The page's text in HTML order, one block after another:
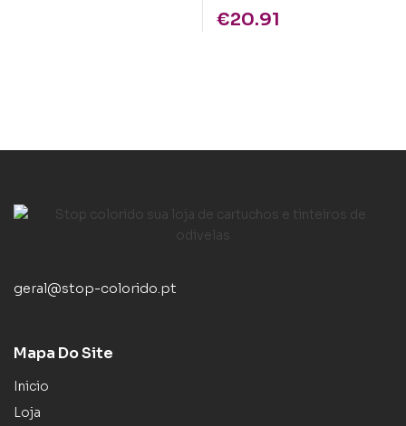
€20.91
geral@stop-colorido.pt
Mapa Do Site
Inicio
Loja